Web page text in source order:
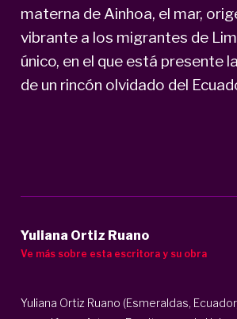
materna de Ainhoa, el mar,
vibrante a los migrantes de
único, en el que está presente
de un rincón olvidado del
Yuliana Ortiz Ruano
Ve más sobre esta escritora y su obra
Yuliana Ortiz Ruano (Esmeraldas,